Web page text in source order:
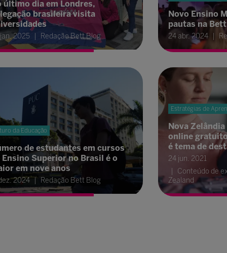
último dia em Londres,
brasileira visita
2025 Redação Bett Blog
da Educação
de estudantes em cursos
Ensino Superior no Brasil é o
em nove anos
2024 Redação Bett Blog
Novo Ensino
pautas na
24 abr. 2024
Estratégias de
Nova
online
é tema de
24 jun. 2021
Conteúdo de
Zealand